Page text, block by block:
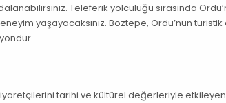
Teleferik yolculuğu sırasında
yaşayacaksınız. Boztepe, Ordu’nun
tarihi ve kültürel değerleriyle